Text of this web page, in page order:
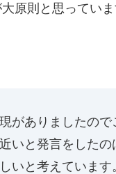
原則と思っていま
がありましたの
いと発言をした
いと考えていま